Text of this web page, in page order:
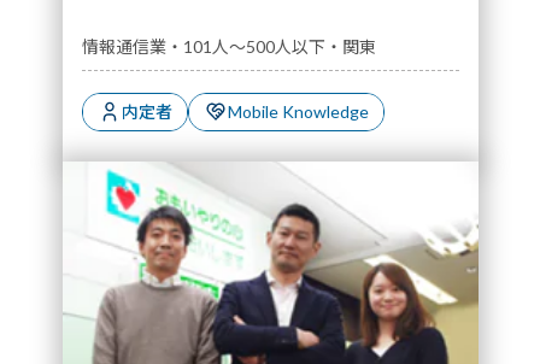
情報通信業・101人～500人以下・関東
内定者 Mobile Knowledge